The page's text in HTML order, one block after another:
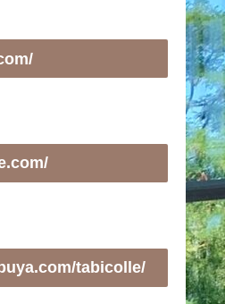
tabicolle/